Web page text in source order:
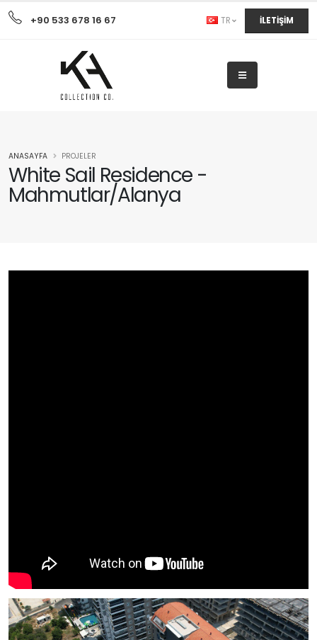
+90 533 678 16 67 TR İLETİŞİM
White Sail Residence -
Mahmutlar/Alanya
ANASAYFA PROJELER